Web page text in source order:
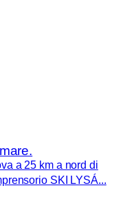
a 25 km a nord di
SKI LYSÁ...